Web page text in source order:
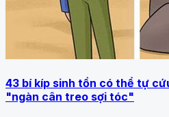
43 bí kíp sinh tồn có thể tự
"ngàn cân treo sợi tóc"